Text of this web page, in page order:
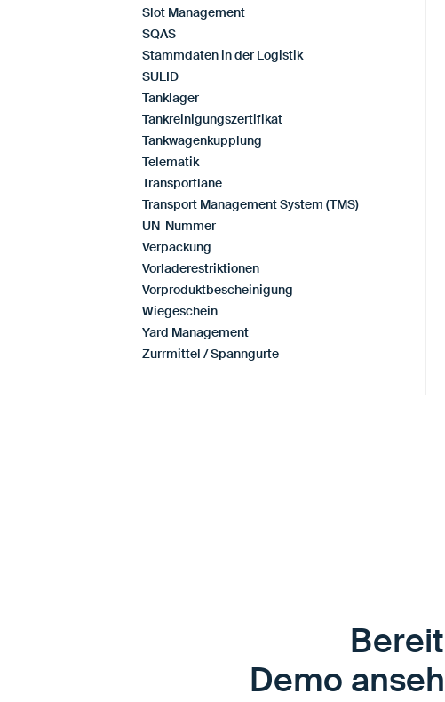
Slot Management
SQAS
Stammdaten in der Logistik
SULID
Tanklager
Tankreinigungszertifikat
Tankwagenkupplung
Telematik
Transportlane
Transport Management System (TMS)
UN-Nummer
Verpackung
Vorladerestriktionen
Vorproduktbescheinigung
Wiegeschein
Yard Management
Zurrmittel / Spanngurte
Demo